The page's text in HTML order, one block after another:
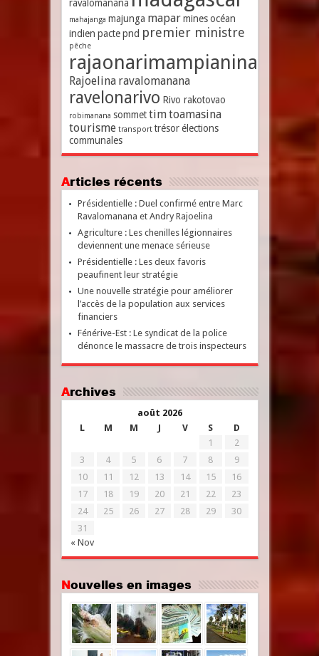
ravalomanana
mahajanga majunga mapar mines océan
indien pacte pnd premier ministre
pêche
rajaonarimampianina
Rajoelina ravalomanana
ravelonarivo Rivo rakotovao
robimanana sommet timtoamasina
tourisme transport trésor élections
communales
Articles récents
Présidentielle : Duel confirmé entre Marc
Ravalomanana et Andry Rajoelina
Agriculture : Les chenilles légionnaires
deviennent une menace sérieuse
Présidentielle : Les deux favoris
peaufinent leur stratégie
Une nouvelle stratégie pour améliorer
l’accès de la population aux services
financiers
Fénérive-Est : Le syndicat de la police
dénonce le massacre de trois inspecteurs
Archives
août 2026
L
M M J V S D
« Nov
1
2
3
4 5 6 7 8
9
10
11 12 13 14 15
16
17
18 19 20 21 22
23
24
25 26 27 28 29
30
31
Nouvelles en images